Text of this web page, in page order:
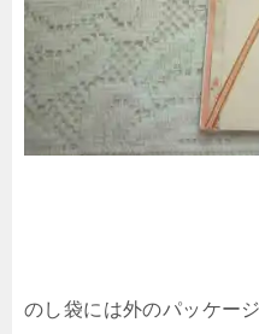
のし袋には外のパッケー